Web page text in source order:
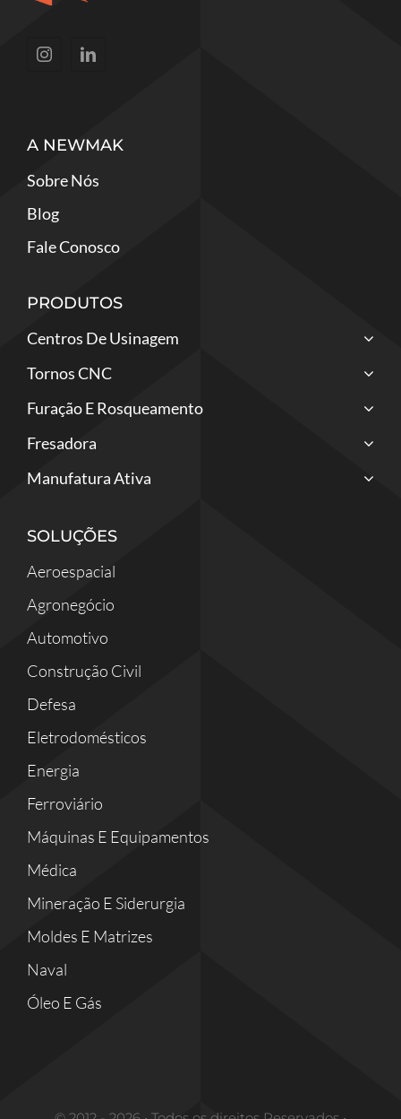
A NEWMAK
Sobre Nós
Blog
Fale Conosco
PRODUTOS
Centros De Usinagem
Tornos CNC
Furação E Rosqueamento
Fresadora
Manufatura Ativa
SOLUÇÕES
Aeroespacial
Agronegócio
Automotivo
Construção Civil
Defesa
Eletrodomésticos
Energia
Ferroviário
Máquinas E Equipamentos
Médica
Mineração E Siderurgia
Moldes E Matrizes
Naval
Óleo E Gás